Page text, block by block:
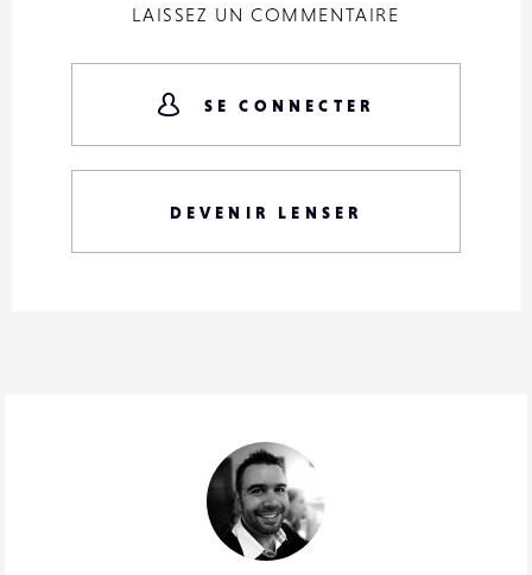
LAISSEZ UN COMMENTAIRE
SE CONNECTER
DEVENIR LENSER